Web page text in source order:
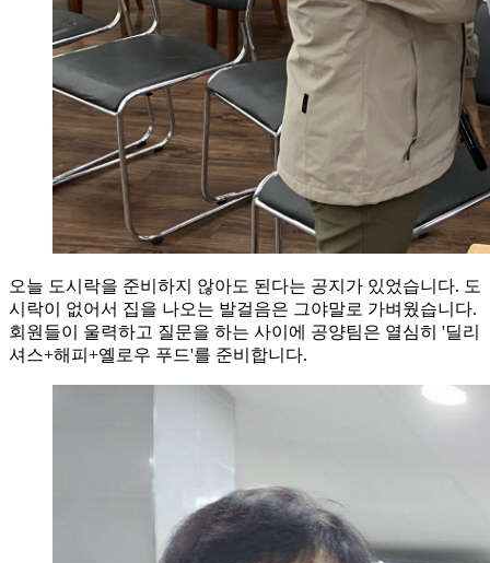
오늘 도시락을 준비하지 않아도 된다는 공지가 있었습니다. 도
시락이 없어서 집을 나오는 발걸음은 그야말로 가벼웠습니다.
회원들이 울력하고 질문을 하는 사이에 공양팀은 열심히 '딜리
셔스+해피+옐로우 푸드'를 준비합니다.